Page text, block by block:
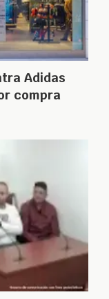
Adidas
compra